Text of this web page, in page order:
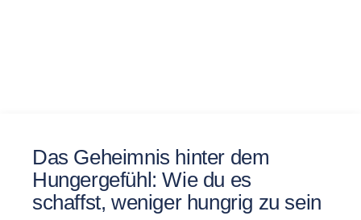
Das Geheimnis hinter dem
Hungergefühl: Wie du es
schaffst, weniger hungrig zu sein